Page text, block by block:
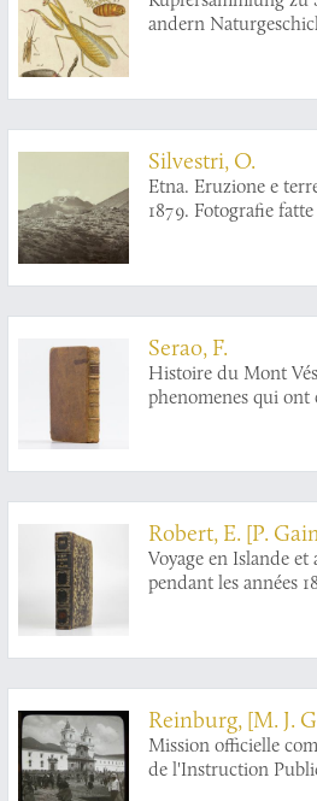
Japonais par M.
et éclaircissemens
andern
Silvestri, O.
Etna. Eruzione e
1879. Fotografie
Serao, F.
Histoire du Mont
phenomenes qui
traduit de l'Italien
de Naples. Par M.
Robert, E. [P.
Voyage en Islande
pendant les années
découvrir les traces
Scientifique
Minéralogie et
Reinburg, [M. J.
Mission officielle
de l'Instruction